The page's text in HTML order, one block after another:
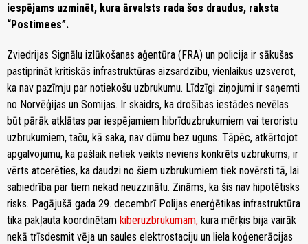
iespējams uzminēt, kura ārvalsts rada šos draudus, raksta
“Postimees”.
Zviedrijas Signālu izlūkošanas aģentūra (FRA) un policija ir sākušas
pastiprināt kritiskās infrastruktūras aizsardzību, vienlaikus uzsverot,
ka nav pazīmju par notiekošu uzbrukumu. Līdzīgi ziņojumi ir saņemti
no Norvēģijas un Somijas. Ir skaidrs, ka drošības iestādes nevēlas
būt pārāk atklātas par iespējamiem hibrīduzbrukumiem vai teroristu
uzbrukumiem, taču, kā saka, nav dūmu bez uguns. Tāpēc, atkārtojot
apgalvojumu, ka pašlaik netiek veikts neviens konkrēts uzbrukums, ir
vērts atcerēties, ka daudzi no šiem uzbrukumiem tiek novērsti tā, lai
sabiedrība par tiem nekad neuzzinātu. Zināms, ka šis nav hipotētisks
risks. Pagājušā gada 29. decembrī Polijas enerģētikas infrastruktūra
tika pakļauta koordinētam kiberuzbrukumam, kura mērķis bija vairāk
nekā trīsdesmit vēja un saules elektrostaciju un liela koģenerācijas